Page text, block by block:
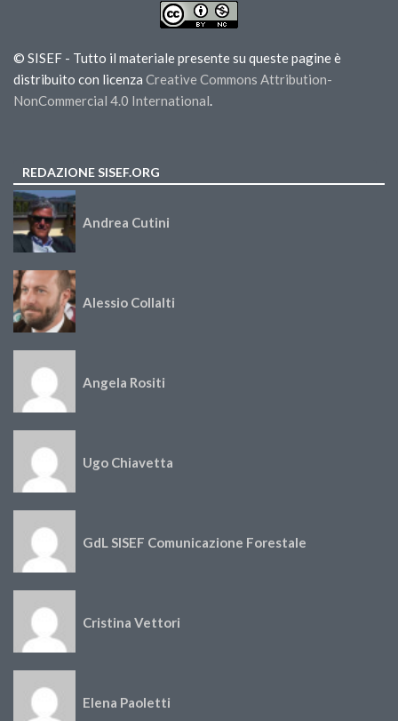
© SISEF - Tutto il materiale presente su queste pagine è
distribuito con licenza Creative Commons Attribution-
NonCommercial 4.0 International.
REDAZIONE SISEF.ORG
Andrea Cutini
Alessio Collalti
Angela Rositi
Ugo Chiavetta
GdL SISEF Comunicazione Forestale
Cristina Vettori
Elena Paoletti